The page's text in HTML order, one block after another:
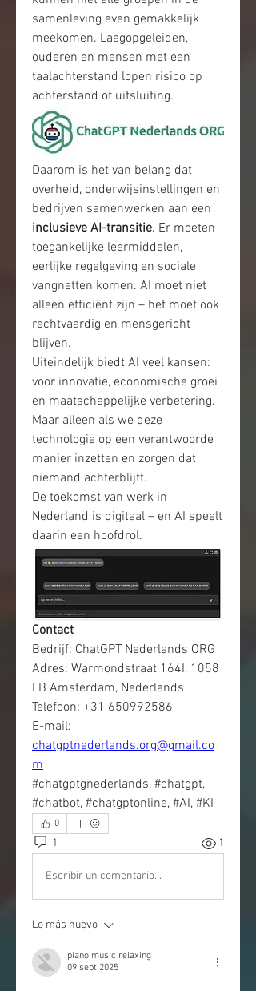
samenleving even gemakkelijk
meekomen. Laagopgeleiden,
ouderen en mensen met een
taalachterstand lopen risico op
achterstand of uitsluiting.
Daarom is het van belang dat
overheid, onderwijsinstellingen en
inclusieve AI-transitie. Er moeten
toegankelijke leermiddelen,
eerlijke regelgeving en sociale
vangnetten komen. AI moet niet
alleen efficiënt zijn – het moet ook
rechtvaardig en mensgericht
blijven.
Uiteindelijk biedt AI veel kansen:
voor innovatie, economische groei
en maatschappelijke verbetering.
Maar alleen als we deze
technologie op een verantwoorde
manier inzetten en zorgen dat
niemand achterblijft.
De toekomst van werk in
Nederland is digitaal – en AI speelt
daarin een hoofdrol.
Contact
Bedrijf: ChatGPT Nederlands ORG
Adres: Warmondstraat 164I, 1058
LB Amsterdam, Nederlands
Telefoon: +31 650992586
chatgptnederlands.org@gmail.co
m
#chatgptgnederlands, #chatgpt,
#chatbot, #chatgptonline, #AI, #KI
0
1 1
Escribir un comentario...
Lo más nuevo
piano music relaxing
09 sept 2025